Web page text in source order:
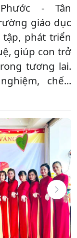
- Tân
giáo dục
phát triển
giúp con trở
tương lai.
chế...